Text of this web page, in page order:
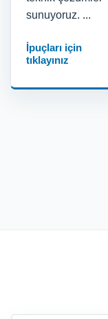
sunuyoruz. ...
İpuçları için
tıklayınız